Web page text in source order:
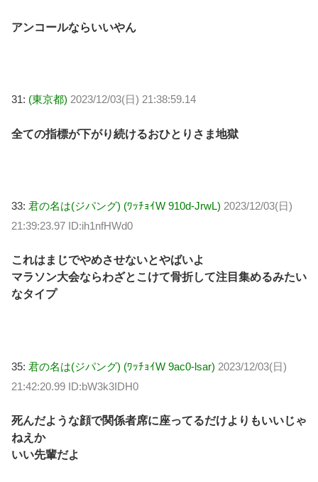
アンコールならいいやん
31: (東京都) 2023/12/03(日) 21:38:59.14
全ての指標が下がり続けるおひとりさま地獄
33: 君の名は(ジパング) (ﾜｯﾁｮｲW 910d-JrwL) 2023/12/03(日)
21:39:23.97 ID:ih1nfHWd0
これはまじでやめさせないとやばいよ
マラソン大会ならわざとこけて骨折して注目集めるみたい
なタイプ
35: 君の名は(ジパング) (ﾜｯﾁｮｲW 9ac0-lsar) 2023/12/03(日)
21:42:20.99 ID:bW3k3IDH0
死んだような顔で関係者席に座ってるだけよりもいいじゃ
ねえか
いい先輩だよ